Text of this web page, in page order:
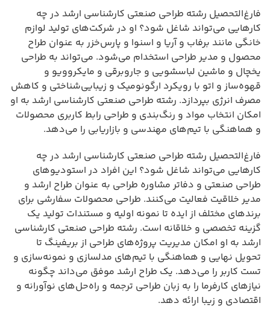
فارغ‌التحصیل رشته طراحی صنعتی کارشناسی ارشد در چه
کارهایی می‌تواند شاغل شود؟ او در شرکت‌های تولید لوازم
خانگی مانند برفاب و آریا و اسنوا و پارس‌خزر به عنوان طراح
محصول و مدیر طراحی استخدام می‌شود. می‌تواند به طراحی
یخچال و ماشین لباسشویی و جاروبرقی و مایکروویو و
قهوه‌ساز و اتو با رویکرد ارگونومیک و زیبایی‌شناختی و کاهش
مصرف انرژی بپردازد. رشته طراحی صنعتی کارشناسی ارشد به او
امکان انتخاب مواد و رنگ‌بندی و طراحی رابط کاربری محصولات
و هماهنگی با تیم‌های مهندسی و بازاریابی را می‌دهد.
فارغ‌التحصیل رشته طراحی صنعتی کارشناسی ارشد در چه
کارهایی می‌تواند شاغل شود؟ این افراد در استودیوهای
طراحی صنعتی و دفاتر مشاوره طراحی به عنوان طراح ارشد و
مدیر خلاقیت فعالیت می‌کنند. طراحی محصولات سفارشی برای
برندهای مختلف از ایده تا نمونه اولیه و مستندات تولید یک
گزینه تخصصی و خلاقانه است. رشته طراحی صنعتی کارشناسی
ارشد به او امکان مدیریت پروژه‌های طراحی از بریفینگ تا
تحویل نهایی و هماهنگی با تیم‌های مدلسازی و نمونه‌سازی و
تست کاربر را می‌دهد. یک طراح ارشد موفق می‌داند چگونه
نیازهای کارفرما را به زبان طراحی ترجمه و راه‌حل‌های نوآورانه و
اقتصادی و زیبا ارائه دهد.